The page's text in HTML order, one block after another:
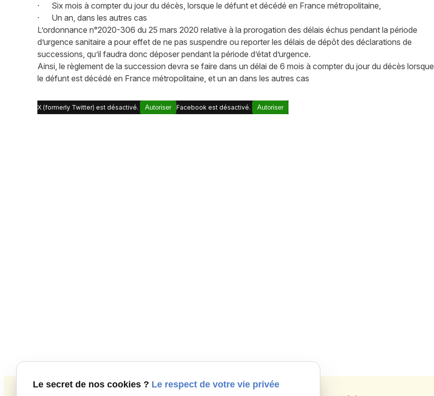
· Six mois à compter du jour du décès, lorsque le défunt et décédé en France métropolitaine,
· Un an, dans les autres cas
L’ordonnance n°2020-306 du 25 mars 2020 relative à la prorogation des délais échus pendant la période
d’urgence sanitaire a pour effet de ne pas suspendre ou reporter les délais de dépôt des déclarations de
successions, qu’il faudra donc déposer pendant la période d’état d’urgence.
Ainsi, le règlement de la succession devra se faire dans un délai de 6 mois à compter du jour du décès lorsque
le défunt est décédé en France métropolitaine, et un an dans les autres cas
X (formerly Twitter) est désactivé. Autoriser Facebook est désactivé. Autoriser
Le secret de nos cookies ? Le respect de votre vie privée